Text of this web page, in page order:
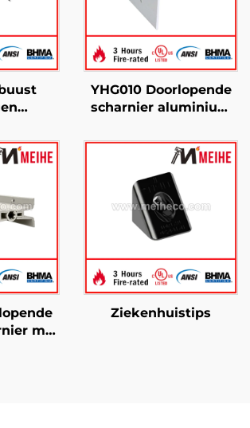
YHG010 Doorlopende
scharnier aluminium
met
Ziekenhuistips